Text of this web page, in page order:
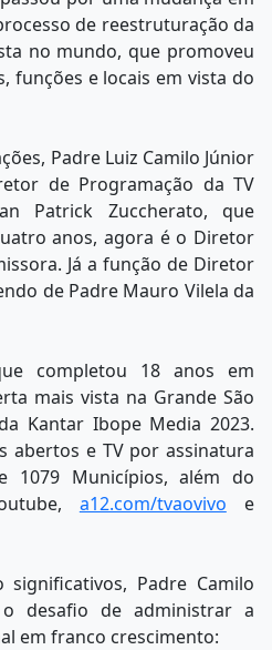
de reestruturação da
no mundo, que promoveu
funções e locais em vista do
Padre Luiz Camilo Júnior
de Programação da TV
Patrick Zuccherato, que
anos, agora é o Diretor
Já a função de Diretor
de Padre Mauro Vilela da
completou 18 anos em
mais vista na Grande São
Kantar Ibope Media 2023.
abertos e TV por assinatura
1079 Municípios, além do
a12.com/tvaovivo e
Padre Camilo
desafio de administrar a
em franco crescimento: